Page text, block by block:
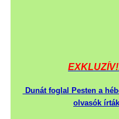
Dunát foglal Pesten a
olvasók